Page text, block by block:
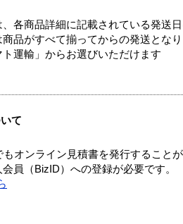
各商品詳細に記載されている発送
品がすべて揃ってからの発送となり
運輸」からお選びいただけます
て
オンライン見積書を発行することが
員（BizID）への登録が必要です。